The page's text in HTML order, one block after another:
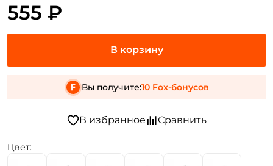
Цвет:
555 ₽
Вы получите:10 Fox-бонусов